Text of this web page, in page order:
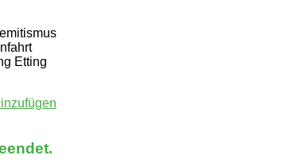
Etting